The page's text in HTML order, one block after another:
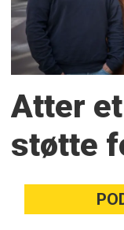
Atter
støtte